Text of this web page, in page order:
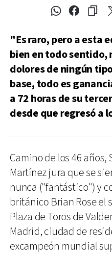
"Es raro, pero a esta
bien en todo sentido,
dolores de ningún
base, todo es
a 72 horas de su
desde que regresó a
Camino de los 46 años,
Martínez jura que se
nunca ("fantástico") y
británico Brian Rose el
Plaza de Toros de
Madrid, ciudad de
excampeón mundial